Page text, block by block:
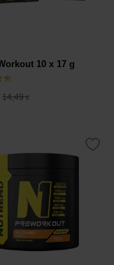
10 x 17 g
14,49€